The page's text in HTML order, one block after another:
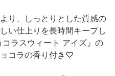
り、しっとりとした質感の
い仕上りを長時間キープし
ラスウィート アイズ』の
コラの香り付き♡